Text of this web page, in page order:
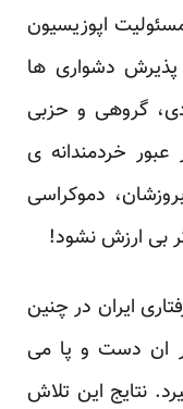
اپوزیسیون
پذیرش دشواری ها
گروهی و حزبی
خردمندانه ی
دموکراسی
بی ارزش نشود!
ایران در چنین
ان دست و پا می
نتایج این تلاش